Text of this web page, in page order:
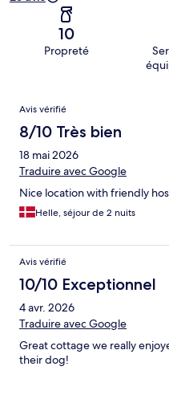
10
Propreté
Avis
Avis vérifié
8/10 Très bien
18 mai 2026
Traduire avec Google
Nice location with friendly
Helle, séjour de 2 nuits
Avis vérifié
10/10 Exceptionnel
4 avr. 2026
Traduire avec Google
Great cottage we really
their dog!